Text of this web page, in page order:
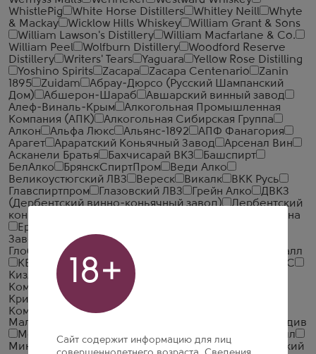
WhistlePig
White Horse Distillers Whitley Neill
Whyte
& Mackay
Wicklow Hills Whiskey
William Grant & Sons
William Lawson's Distillery
William Macfarlane & Co.
William Peel
Wolfburn Distillery
Woodford Reserve
Distillery
Writers' Tears Yaguara
Yellow Rose Distilling
Yoshino Spirits
Zacapa Zacapa Centenario
Zanin
1895
Zuidam
Абрау-Дюрсо (Русский Шампанский
Дом)
Абшерон-Шараб
Авшарский винный завод
Алеф-Виналь-Крым
Алкогольная Промышленная
Компания (АПК)
Алкогольная Сибирская Группа
Алкон
Альфа Люкс Альянс-1892
АПФ Фанагория
Арагет
Араратский Коньячный Завод
Арсенал Вин
Асканели Братья
Бахчисарай ВКЗ
Башспирт
БелАлко
БрянскСпиртПром
Веди Алко
Великоустюгский ЛВЗ
Вереск Викалк
ВКК Русь
Главспиртпром
Глазовский ЛВЗ Грейн Алко
ДВКЗ
(Дербентский винно-коньячный завод)
Дербентский
коньячный комбинат
Дом Грузинского Вина
Ерасхский винный завод
Завод
Жемчужина Ставрополья
Глобал
Иткульский спиртзавод
Калужский Кристалл
КВКЗ (Коломенский винно-коньячный завод)
КВС
Кизлярский коньячный завод
Компания Алкогольных Напитков Алаверди
Кристалл-Лефортово ГК
Компания
Ладога
Малиновщизненский Спиртоводочный Завод Аквадив
Мердзаванский коньячный завод
Минск Кристалл
Минский завод виноградных вин
ММВЗ (Московский
18+
Сайт содержит информацию для лиц